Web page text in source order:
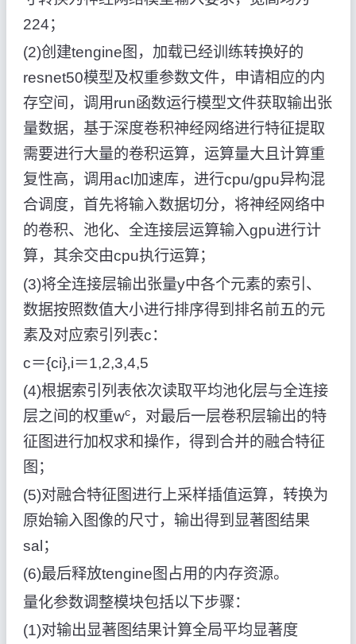
224；
(2)创建tengine图，加载已经训练转换好的
resnet50模型及权重参数文件，申请相应的内
存空间，调用run函数运行模型文件获取输出张
量数据，基于深度卷积神经网络进行特征提取
需要进行大量的卷积运算，运算量大且计算重
复性高，调用acl加速库，进行cpu/gpu异构混
合调度，首先将输入数据切分，将神经网络中
的卷积、池化、全连接层运算输入gpu进行计
算，其余交由cpu执行运算；
(3)将全连接层输出张量y中各个元素的索引、
数据按照数值大小进行排序得到排名前五的元
素及对应索引列表c：
c＝{ci},i＝1,2,3,4,5
(4)根据索引列表依次读取平均池化层与全连接
层之间的权重wc，对最后一层卷积层输出的特
征图进行加权求和操作，得到合并的融合特征
图；
(5)对融合特征图进行上采样插值运算，转换为
原始输入图像的尺寸，输出得到显著图结果
sal；
(6)最后释放tengine图占用的内存资源。
量化参数调整模块包括以下步骤：
(1)对输出显著图结果计算全局平均显著度